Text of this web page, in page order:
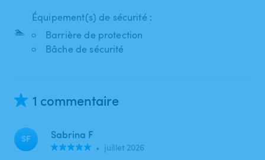
🏊
Équipement(s) de sécurité :
Barrière de protection
Bâche de sécurité
1 commentaire
SF Sabrina F
• juillet 2026